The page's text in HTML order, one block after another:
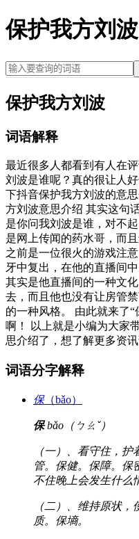
保护我方刘
保护我方刘波
词语解释
最近很多人都看到有人在
刘波是谁呢？真的很让人
下抖音保护我方刘波的意
方刘波意思介绍 其实这句
是你问我刘波是谁，对不
是网上传闻的药水哥，而
之前是一位很火的游戏注
牙中复出，在他的直播间
其实是他直播间的一种文
去，而且他也没有让房管
的一种风格。 由此就来了
啊！ 以上就是小编为大家
思介绍了，想了解更多资讯
词语分字解释
保（bǎo）
保bǎo（ㄅㄠˇ）
（一）、看守住，
管。保健。保障。保
不住晚上会发生什么
（二）、维持原状
质。保墒。